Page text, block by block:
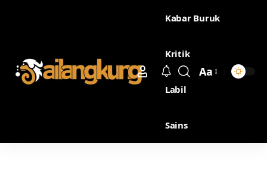
Kabar Buruk
Kritik
Labil
Sains
Aa